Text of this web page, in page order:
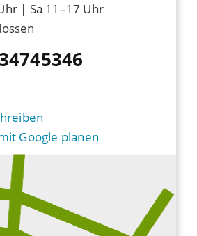
| Sa 11–17 Uhr
Google planen